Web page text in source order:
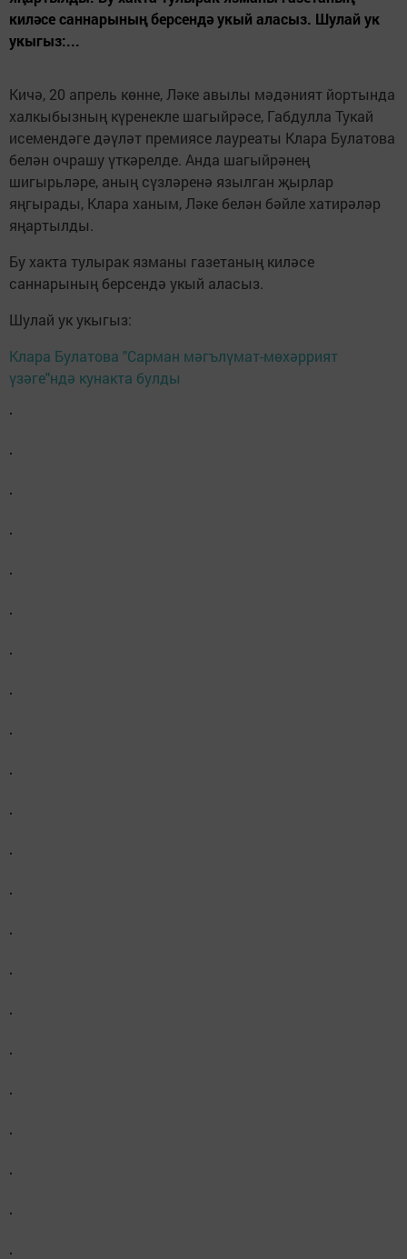
киләсе саннарының берсендә укый аласыз. Шулай ук
укыгыз:...
Кичә, 20 апрель көнне, Ләке авылы мәдәният йортында
халкыбызның күренекле шагыйрәсе, Габдулла Тукай
исемендәге дәүләт премиясе лауреаты Клара Булатова
белән очрашу үткәрелде. Анда шагыйрәнең
шигырьләре, аның сүзләренә язылган җырлар
яңгырады, Клара ханым, Ләке белән бәйле хатирәләр
яңартылды.
Бу хакта тулырак язманы газетаның киләсе
саннарының берсендә укый аласыз.
Шулай ук укыгыз:
Клара Булатова "Сарман мәгълүмат-мөхәррият
үзәге"ндә кунакта булды